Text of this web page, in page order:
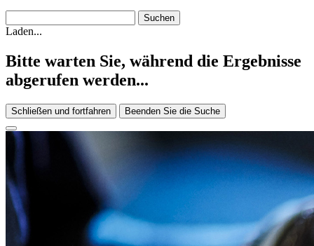
Laden...
Bitte warten Sie, während die Ergebnisse
abgerufen werden...
Schließen und fortfahren Beenden Sie die Suche